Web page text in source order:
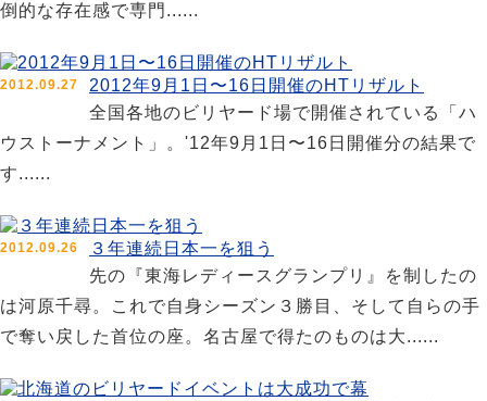
倒的な存在感で専門......
2012.09.27
2012年9月1日〜16日開催のHTリザルト
全国各地のビリヤード場で開催されている「ハ
ウストーナメント」。'12年9月1日〜16日開催分の結果で
す......
2012.09.26
３年連続日本一を狙う
先の『東海レディースグランプリ』を制したの
は河原千尋。これで自身シーズン３勝目、そして自らの手
で奪い戻した首位の座。名古屋で得たのものは大......